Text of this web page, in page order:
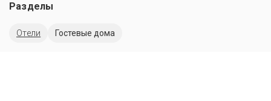
Разделы
Отели Гостевые дома